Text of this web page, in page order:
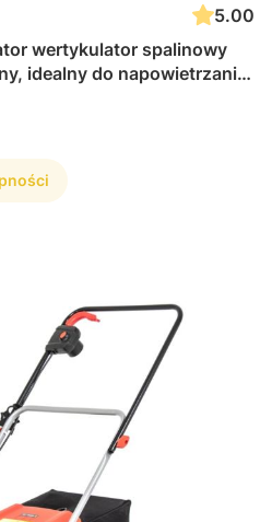
5.00
wertykulator spalinowy
idealny do napowietrzania
i łatwy w obsłudze